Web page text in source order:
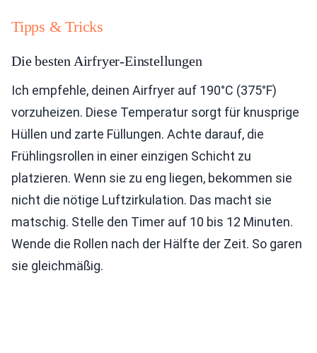
Tipps & Tricks
Die besten Airfryer-Einstellungen
Ich empfehle, deinen Airfryer auf 190°C (375°F)
vorzuheizen. Diese Temperatur sorgt für knusprige
Hüllen und zarte Füllungen. Achte darauf, die
Frühlingsrollen in einer einzigen Schicht zu
platzieren. Wenn sie zu eng liegen, bekommen sie
nicht die nötige Luftzirkulation. Das macht sie
matschig. Stelle den Timer auf 10 bis 12 Minuten.
Wende die Rollen nach der Hälfte der Zeit. So garen
sie gleichmäßig.